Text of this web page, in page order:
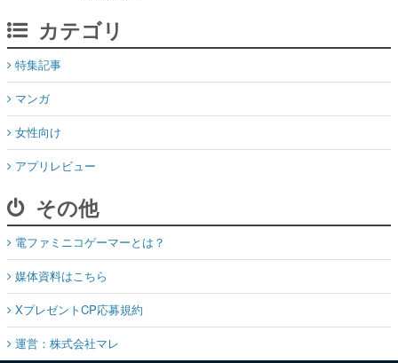
カテゴリ
特集記事
マンガ
女性向け
アプリレビュー
その他
電ファミニコゲーマーとは？
媒体資料はこちら
XプレゼントCP応募規約
運営：株式会社マレ